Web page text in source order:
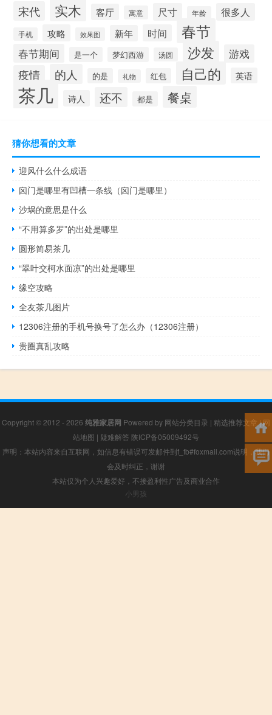
宋代 实木 客厅 寓意 尺寸 年龄 很多人
手机 攻略 效果图 新年 时间 春节
春节期间 是一个 梦幻西游 汤圆 沙发 游戏
疫情 的人 的是 礼物 红包 自己的 英语
茶几 诗人 还不 都是 餐桌
猜你想看的文章
迎风什么什么成语
囟门是哪里有凹槽一条线（囟门是哪里）
沙埚的意思是什么
“不用算多罗”的出处是哪里
圆形简易茶几
“翠叶交柯水面凉”的出处是哪里
缘空攻略
全友茶几图片
12306注册的手机号换号了怎么办（12306注册）
贵圈真乱攻略
Copyright © 2012 - 2026 纯雅家居网 Powered by 网站分类目录 | 精选推荐文章 |网
站地图 | 疑难解答 陕ICP备05009492号
声明：本站内容来自互联网，如信息有错误可发邮件到f_fb#foxmail.com说明，我们
会及时纠正，谢谢
本站仅为个人兴趣爱好，不接盈利性广告及商业合作
小男孩